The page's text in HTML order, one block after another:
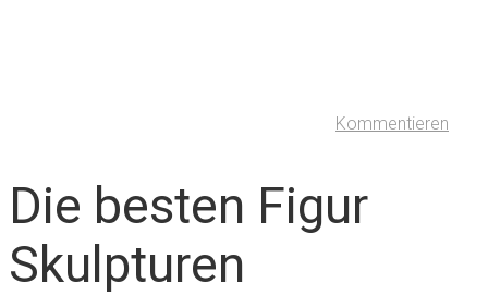
Kommentieren
Die besten Figur
Skulpturen